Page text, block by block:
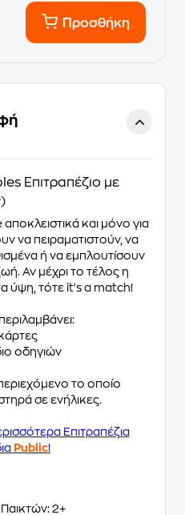
Προσθήκη
Επιτραπέζιο με
και μόνο για
να πειραματιστούν, να
ή να εμπλουτίσουν
Αν μέχρι το τέλος η
ύψη, τότε it's a match!
οδηγιών
το οποίο
σε ενήλικες.
Επιτραπέζια
Public!
2+